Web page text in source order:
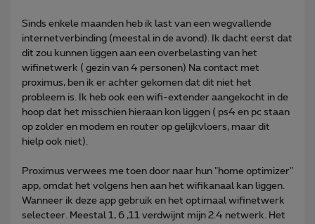
Sinds enkele maanden heb ik last van een wegvallende
internetverbinding (meestal in de avond). Ik dacht eerst dat
dit zou kunnen liggen aan een overbelasting van het
wifinetwerk ( gezin van 4 personen) Na contact met
proximus, ben ik er achter gekomen dat dit niet het
probleem is. Ik heb ook een wifi-extender aangekocht in de
hoop dat het misschien hieraan kon liggen ( ps4 en pc staan
op zolder en modem en router op gelijkvloers, maar dit
hielp ook niet).
Proximus verwees me toen door naar hun "home optimizer"
app, omdat het volgens hen aan het wifikanaal kan liggen.
Wanneer ik deze app gebruik en het optimaal wifinetwerk
selecteer. Meestal 1, 6 ,11 verdwijnt mijn 2.4 netwerk. Het